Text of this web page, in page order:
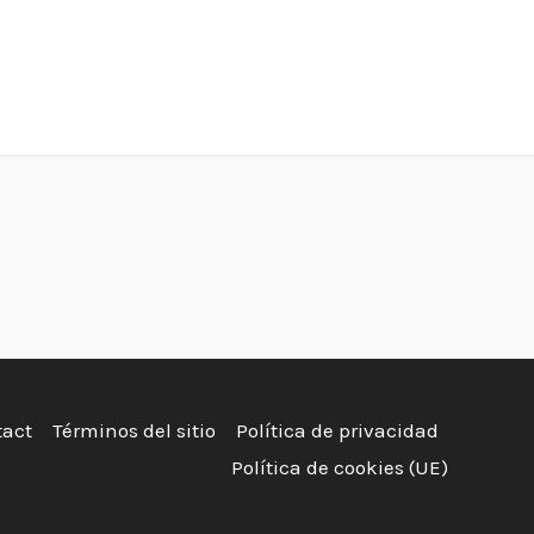
Términos del sitio
Política de privacidad
Política de cookies (UE)